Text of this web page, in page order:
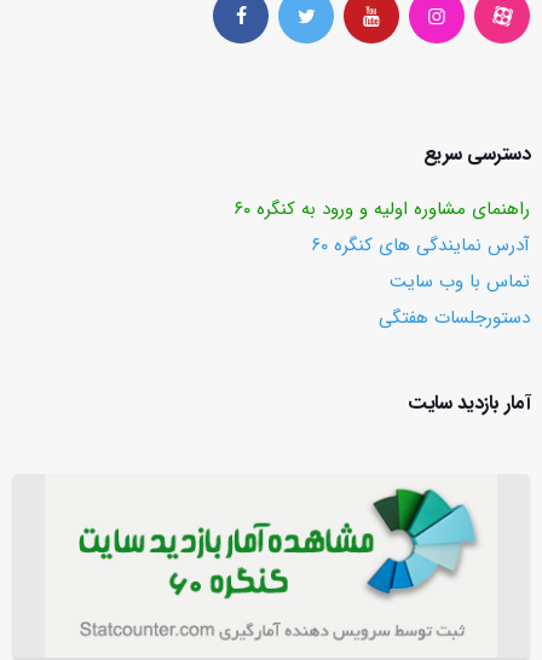
دسترسی سریع
راهنمای مشاوره اولیه و ورود به کنگره ۶۰
آدرس نمایندگی های کنگره ۶۰
تماس با وب ‌سایت
دستورجلسات هفتگی
آمار بازدید سایت